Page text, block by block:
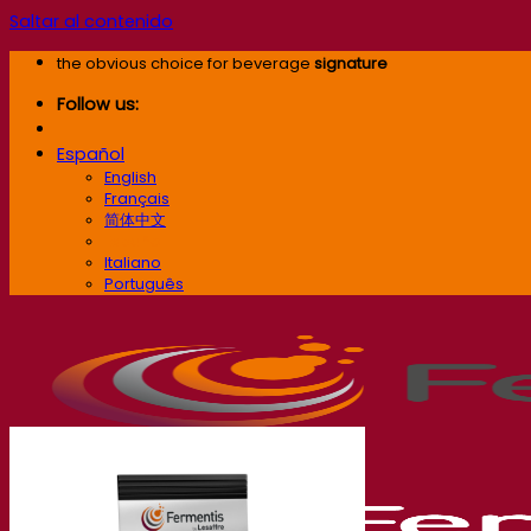
Saltar al contenido
the obvious choice for beverage signature
Follow us:
Español
English
Français
简体中文
Italiano
Português